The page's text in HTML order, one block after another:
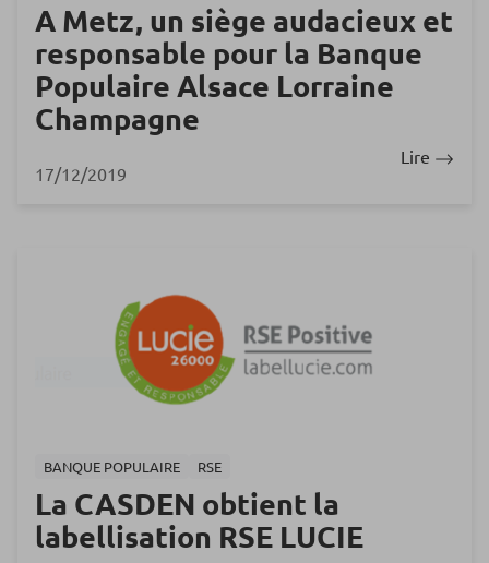
A Metz, un siège audacieux et
responsable pour la Banque
Populaire Alsace Lorraine
Champagne
17/12/2019
Lire
BANQUE POPULAIRE RSE
La CASDEN obtient la
labellisation RSE LUCIE